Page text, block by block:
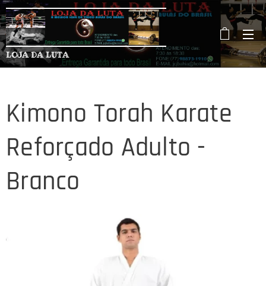
LOJA DA LUTA
Kimono Torah Karate
Reforçado Adulto -
Branco